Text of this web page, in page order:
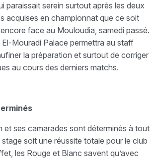
paraissait serein surtout après les deux
acquises en championnat que ce soit
face au Mouloudia, samedi passé.
Mouradi Palace permettra au staff
la préparation et surtout de corriger
au cours des derniers matchs.
et ses camarades sont déterminés à tout
soit une réussite totale pour le club
les Rouge et Blanc savent qu’avec